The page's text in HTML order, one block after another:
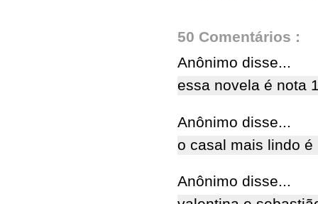
50 Comentários :
Anônimo disse...
essa novela é nota
Anônimo disse...
o casal mais lindo
Anônimo disse...